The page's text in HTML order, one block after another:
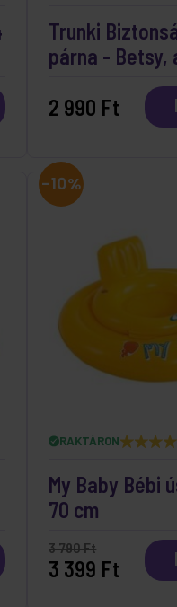
Trunki
párna - Betsy,
2 990 Ft
-10%
RAKTÁRON
My Baby Bébi
70 cm
3 790 Ft
3 399 Ft